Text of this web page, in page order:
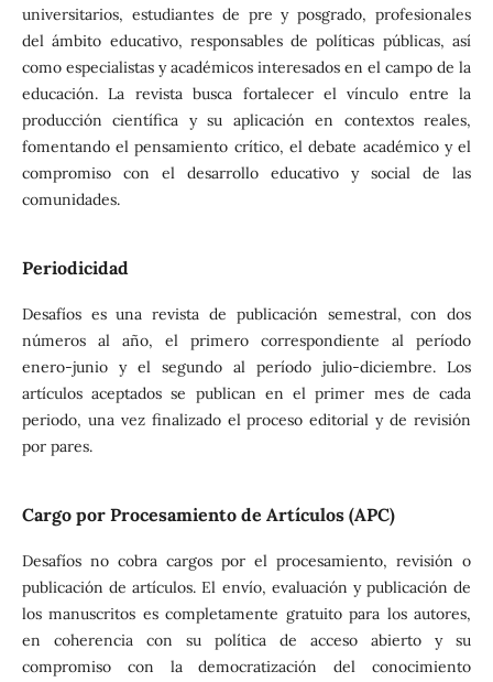
universitarios, estudiantes de pre y posgrado, profesionales
del ámbito educativo, responsables de políticas públicas, así
como especialistas y académicos interesados en el campo de la
educación. La revista busca fortalecer el vínculo entre la
producción científica y su aplicación en contextos reales,
fomentando el pensamiento crítico, el debate académico y el
compromiso con el desarrollo educativo y social de las
comunidades.
Periodicidad
Desafíos es una revista de publicación semestral, con dos
números al año, el primero correspondiente al período
enero-junio y el segundo al período julio-diciembre. Los
artículos aceptados se publican en el primer mes de cada
periodo, una vez finalizado el proceso editorial y de revisión
por pares.
Cargo por Procesamiento de Artículos (APC)
Desafíos no cobra cargos por el procesamiento, revisión o
publicación de artículos. El envío, evaluación y publicación de
los manuscritos es completamente gratuito para los autores,
en coherencia con su política de acceso abierto y su
compromiso con la democratización del conocimiento